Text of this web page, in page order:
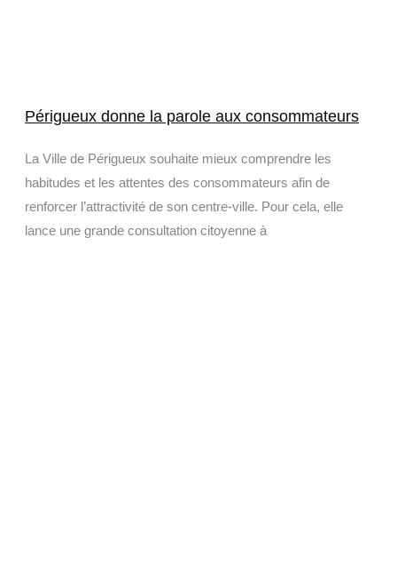
Périgueux donne la parole aux consommateurs
La Ville de Périgueux souhaite mieux comprendre les
habitudes et les attentes des consommateurs afin de
renforcer l’attractivité de son centre-ville. Pour cela, elle
lance une grande consultation citoyenne à